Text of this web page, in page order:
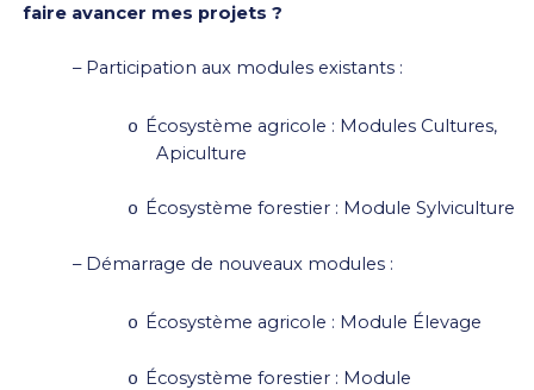
faire avancer mes projets ?
– Participation aux modules existants :
o Écosystème agricole : Modules Cultures,
Apiculture
o Écosystème forestier : Module Sylviculture
– Démarrage de nouveaux modules :
o Écosystème agricole : Module Élevage
o Écosystème forestier : Module